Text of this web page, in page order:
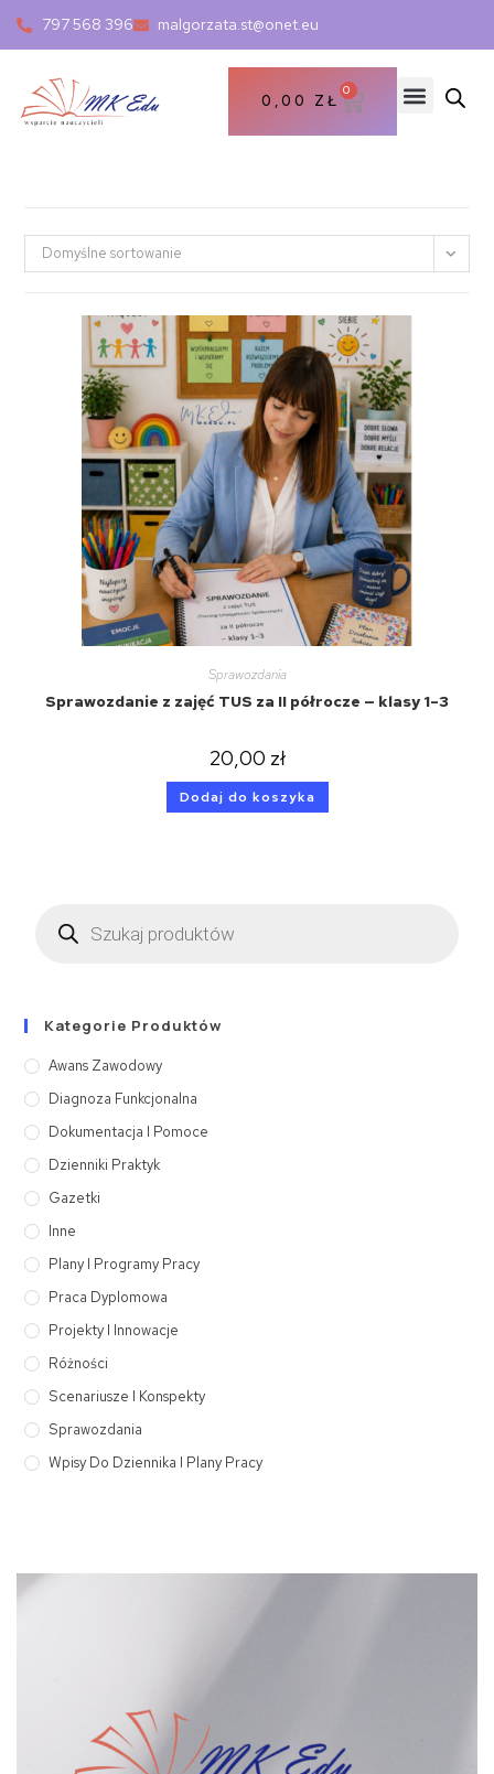
797 568 396 malgorzata.st@onet.eu
0,00 ZŁ
0
Domyślne sortowanie
Sprawozdania
Sprawozdanie z zajęć TUS za II półrocze — klasy 1–3
20,00 zł
Dodaj do koszyka
Kategorie Produktów
Awans Zawodowy
Diagnoza Funkcjonalna
Dokumentacja I Pomoce
Dzienniki Praktyk
Gazetki
Inne
Plany I Programy Pracy
Praca Dyplomowa
Projekty I Innowacje
Różności
Scenariusze I Konspekty
Sprawozdania
Wpisy Do Dziennika I Plany Pracy